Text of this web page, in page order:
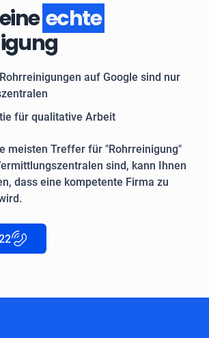
echte
auf Google sind nur
für qualitative Arbeit
meisten Treffer für "Rohrreinigung"
sind, kann Ihnen
dass eine kompetente Firma zu